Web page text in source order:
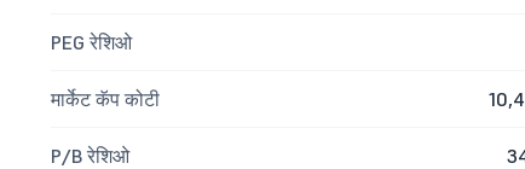
PEG रेशिओ
मार्केट कॅप कोटी
P/B रेशिओ